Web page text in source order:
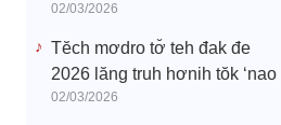
02/03/2026
Tĕch mơdro tơ̆ teh đak đe
2026 lăng truh hơnih tŏk ‘nao
02/03/2026